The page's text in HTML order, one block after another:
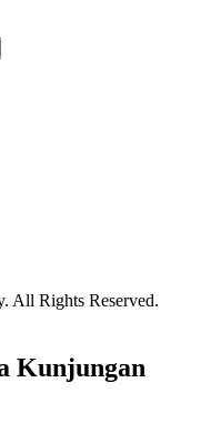
All Rights Reserved.
Kunjungan